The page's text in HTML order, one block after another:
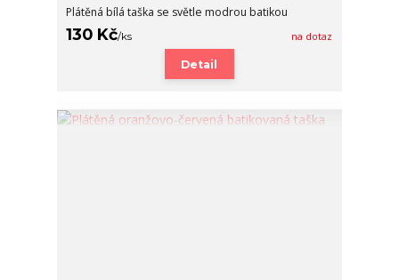
Plátěná bílá taška se světle modrou batikou
130 Kč/ks na dotaz
Detail